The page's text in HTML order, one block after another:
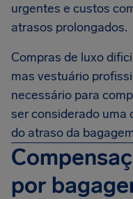
urgentes e custos
atrasos prolongados.
Compras de luxo
mas vestuário
necessário para
ser considerado uma
do atraso da
por